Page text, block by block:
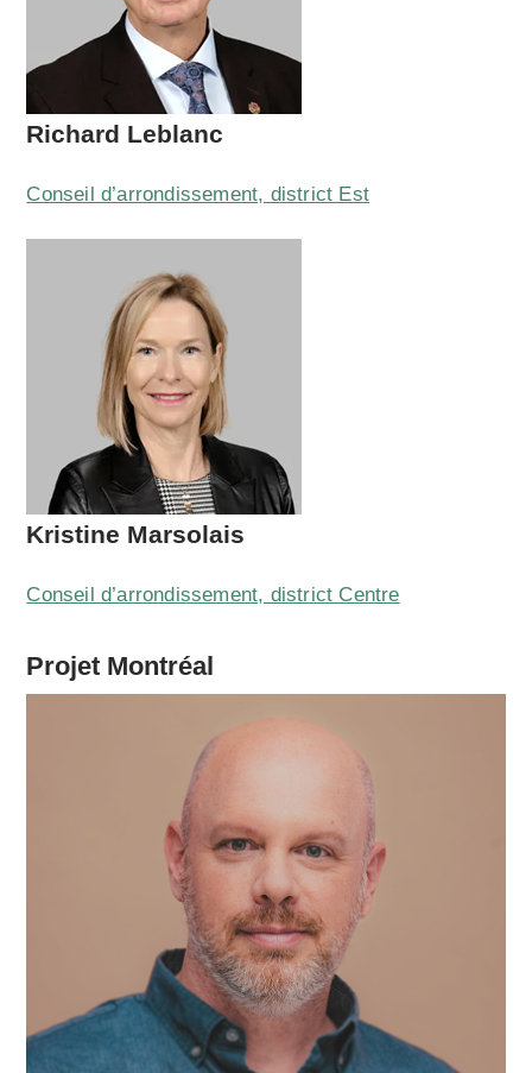
Richard Leblanc
Conseil d’arrondissement, district Est
Kristine Marsolais
Conseil d’arrondissement, district Centre
Projet Montréal